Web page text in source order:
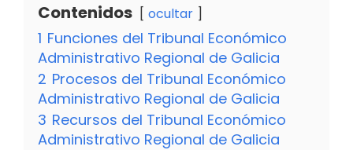
Contenidos ocultar
1 Funciones del Tribunal Económico
Administrativo Regional de Galicia
2 Procesos del Tribunal Económico
Administrativo Regional de Galicia
3 Recursos del Tribunal Económico
Administrativo Regional de Galicia